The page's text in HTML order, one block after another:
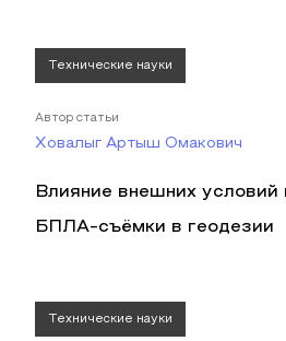
Технические науки
Автор статьи
Ховалыг Артыш Омакович
Влияние внешних условий
БПЛА-съёмки в геодезии
Технические науки